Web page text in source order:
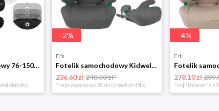
Fotelik samochodowy 76-150cm SZEROKIE SIEDZISKO 9-36kg Lionelo LEVI I-SIZE
obniżką
-2%
Erli
Fotelik samochodowy Kidwell TENDO 100-150 cm ISOFIX I-SIZE 15-36 kg szary
236.60 zł240.60 zł*
*najniższa cena z 30 dni przed obniżką
-4%
Erli
278.10 zł
*najniższa cena z